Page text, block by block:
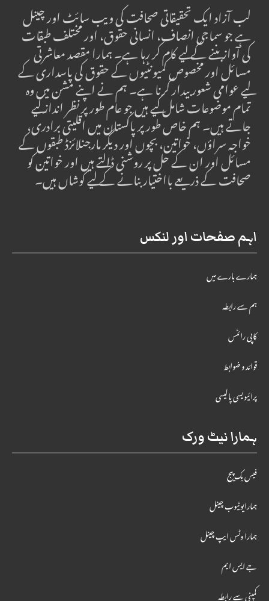
لب آزاد ایک تحقیقاتی صحافت کی ویب سائٹ اور چینل
ہے جو سماجی انصاف، انسانی حقوق، اور مختلف طبقات
کی آواز بننے کے لیے کام کر رہا ہے۔ ہمارا مقصد معاشرتی
مسائل اور مخصوص کمیونٹیوں کے حقوق کی پاسداری کے
لیے عوامی شعور بیدار کرنا ہے۔ ہم نے اپنے مشن میں وہ
تمام موضوعات شامل کیے ہیں جو عام طور پر نظر انداز کیے
جاتے ہیں۔ ہم خاص طور پر پاکستان میں اقلیتی برادری،
خواجہ سراؤں، خواتین، بچوں اور دیگر مارجنلائزڈ طبقوں کے
مسائل اور ان کے حل پر روشنی ڈالتے ہیں اور خواتین کو
صحافت کے ذریعے بااختیار بنانے کے لیے کوشاں ہیں۔
اہم صفحات اور لنکس
ہمارے بارے میں
ہم سے رابطہ
کاپی رائٹس
قوائد و ضوابط
پرائیویسی پالیسی
ہمارا نیٹ ورک
فیس بک پیج
ہمارایوٹیوب چینل
ہمارا وٹس ایپ چینل
جے ایس ایم